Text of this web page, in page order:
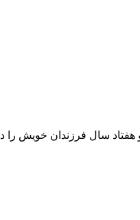
هفتاد سال فرزندان خویش